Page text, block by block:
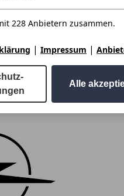
228 Anbietern zusammen.
| Impressum |
Alle